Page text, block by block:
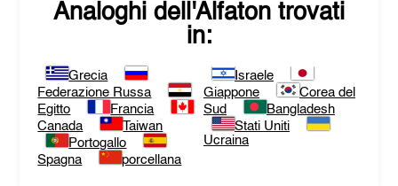
Analoghi dell'Alfaton trovati
in:
Grecia
Federazione Russa
Egitto
Francia
Canada
Taiwan
Portogallo
Spagna
porcellana
Israele
Giappone
Corea del
Sud
Bangladesh
Stati Uniti
Ucraina